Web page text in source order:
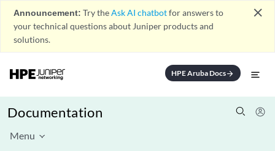
Announcement: Try theAsk AI chatbotfor answers to
your technical questions about Juniper products and
solutions.
close
HPE Aruba Docsarrow_forward
Documentation
Menu